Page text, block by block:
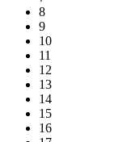
8
9
10
11
12
13
14
15
16